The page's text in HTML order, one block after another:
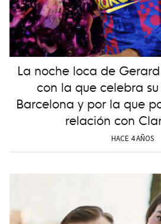
La noche loca de
con la que celebra
Barcelona y por la que
relación con
HACE 4 AÑOS